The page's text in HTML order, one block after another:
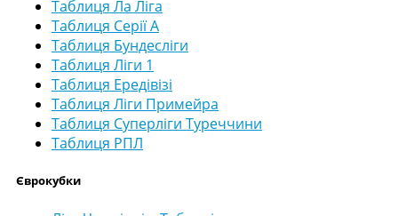
Таблиця Ла Ліга
Таблиця Серії А
Таблиця Бундесліги
Таблиця Ліги 1
Таблиця Ередівізі
Таблиця Ліги Примейра
Таблиця Суперліги Туреччини
Таблиця РПЛ
Єврокубки